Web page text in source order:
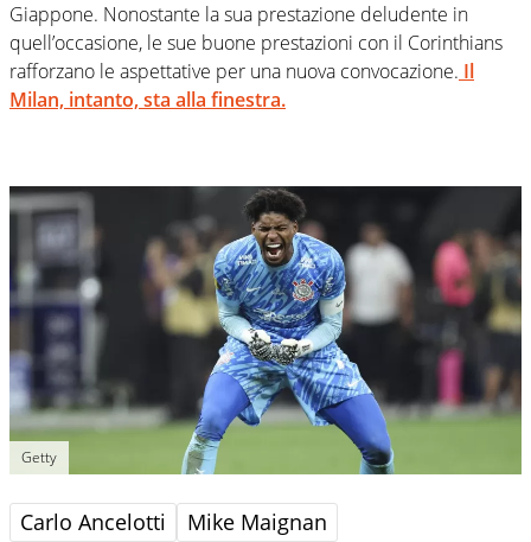
Giappone. Nonostante la sua prestazione deludente in
quell’occasione, le sue buone prestazioni con il Corinthians
rafforzano le aspettative per una nuova convocazione. Il
Milan, intanto, sta alla finestra.
Getty
Carlo Ancelotti Mike Maignan